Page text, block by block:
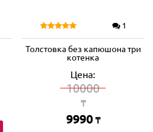
1
Толстовка без капюшона три
котенка
Цена:
10000
₸
9990 ₸